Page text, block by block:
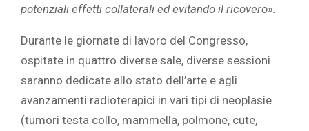
potenziali effetti collaterali ed evitando il ricovero».
Durante le giornate di lavoro del Congresso,
ospitate in quattro diverse sale, diverse sessioni
saranno dedicate allo stato dell’arte e agli
avanzamenti radioterapici in vari tipi di neoplasie
(tumori testa collo, mammella, polmone, cute,